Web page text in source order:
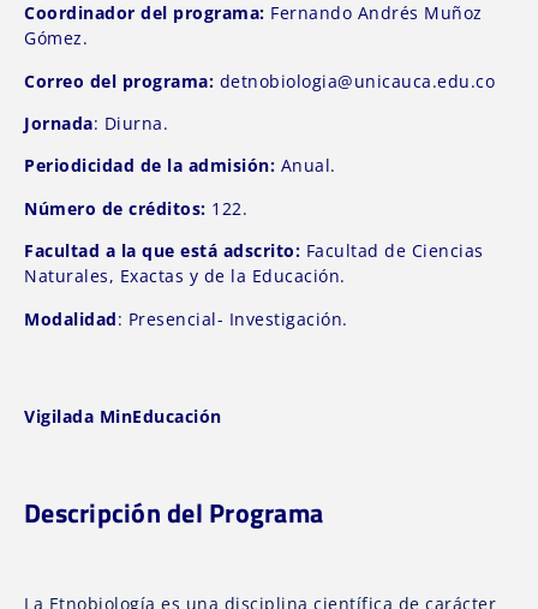
Coordinador del programa: Fernando Andrés Muñoz
Gómez.
Correo del programa: detnobiologia@unicauca.edu.co
Jornada: Diurna.
Periodicidad de la admisión: Anual.
Número de créditos: 122.
Facultad a la que está adscrito: Facultad de Ciencias
Naturales, Exactas y de la Educación.
Modalidad: Presencial- Investigación.
Vigilada MinEducación
Descripción del Programa
La Etnobiología es una disciplina científica de carácter